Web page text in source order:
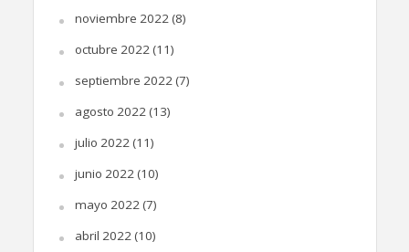
noviembre 2022(8)
octubre 2022(11)
septiembre 2022(7)
agosto 2022(13)
julio 2022(11)
junio 2022(10)
mayo 2022(7)
abril 2022(10)